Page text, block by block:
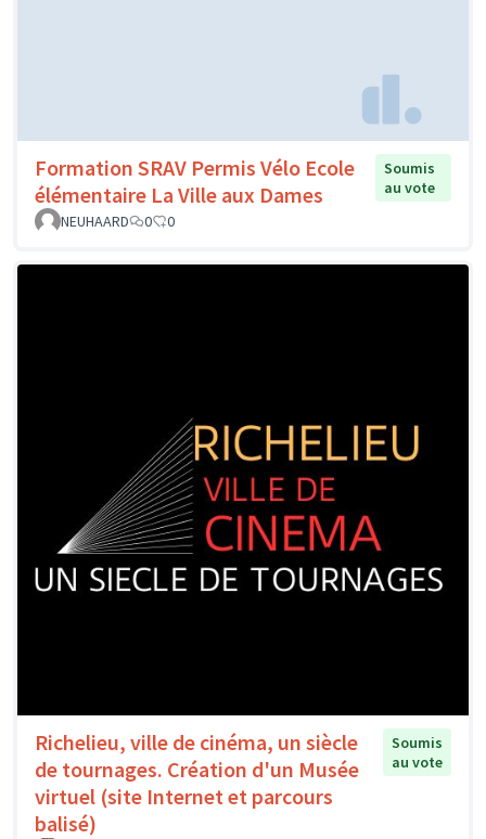
Formation SRAV Permis Vélo Ecole
élémentaire La Ville aux Dames
Soumis
au vote
NEUHAARD
0 0
Richelieu, ville de cinéma, un siècle
de tournages. Création d'un Musée
virtuel (site Internet et parcours
balisé)
Soumis
au vote